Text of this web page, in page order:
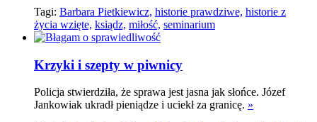
Tagi: Barbara Pietkiewicz, historie prawdziwe, historie z
życia wzięte, ksiądz, miłość, seminarium
Krzyki i szepty w piwnicy
Policja stwierdziła, że sprawa jest jasna jak słońce. Józef
Jankowiak ukradł pieniądze i uciekł za granicę. »